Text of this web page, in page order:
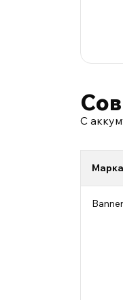
С
Марка
Banner